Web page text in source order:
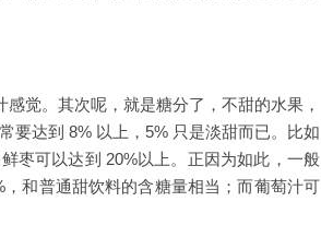
觉。其次呢，就是糖分了，不甜的水果，
要达到 8% 以上，5% 只是淡甜而已。比如
枣可以达到 20%以上。正因为如此，一般
和普通甜饮料的含糖量相当；而葡萄汁可